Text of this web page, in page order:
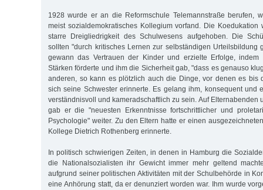
1928 wurde er an die Reformschule Telemannstraße berufen,
meist sozialdemokratisches Kollegium vorfand. Die Koedukation
starre Dreigliedrigkeit des Schulwesens aufgehoben. Die
sollten "durch kritisches Lernen zur selbständigen Urteilsbildung
gewann das Vertrauen der Kinder und erzielte Erfolge,
Stärken förderte und ihm die Sicherheit gab, "dass es genauso
anderen, so kann es plötzlich auch die Dinge, vor denen es bis
sich seine Schwester erinnerte. Es gelang ihm, konsequent und
verständnisvoll und kameradschaftlich zu sein. Auf Elternabenden
gab er die "neuesten Erkenntnisse fortschrittlicher und
Psychologie" weiter. Zu den Eltern hatte er einen
Kollege Dietrich Rothenberg erinnerte.
In politisch schwierigen Zeiten, in denen in Hamburg die
die Nationalsozialisten ihr Gewicht immer mehr geltend
aufgrund seiner politischen Aktivitäten mit der Schulbehörde in
eine Anhörung statt, da er denunziert worden war. Ihm wurde